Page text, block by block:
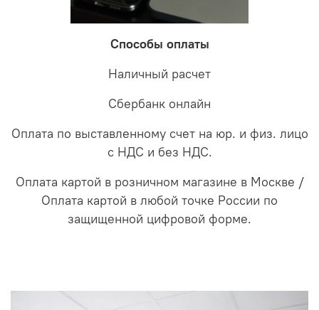
Способы оплаты
Наличный расчет
Сбербанк онлайн
Оплата по выставленному счет на юр. и физ. лицо
с НДС и без НДС.
Оплата картой в розничном магазине в Москве /
Оплата картой в любой точке России по
защищенной цифровой форме.